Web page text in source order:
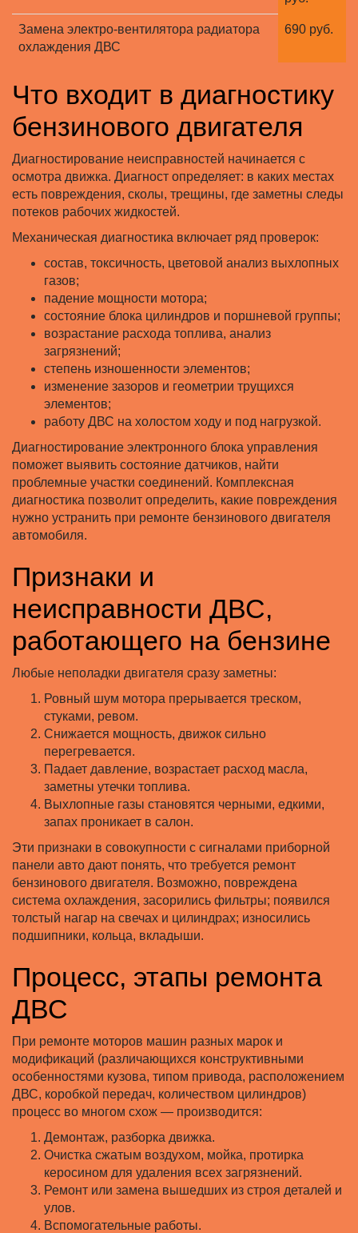
Замена электро-вентилятора радиатора
охлаждения ДВС
690 руб.
Что входит в диагностику
бензинового двигателя
Диагностирование неисправностей начинается с
осмотра движка. Диагност определяет: в каких местах
есть повреждения, сколы, трещины, где заметны следы
потеков рабочих жидкостей.
Механическая диагностика включает ряд проверок:
состав, токсичность, цветовой анализ выхлопных
газов;
падение мощности мотора;
состояние блока цилиндров и поршневой группы;
возрастание расхода топлива, анализ
загрязнений;
степень изношенности элементов;
изменение зазоров и геометрии трущихся
элементов;
работу ДВС на холостом ходу и под нагрузкой.
Диагностирование электронного блока управления
поможет выявить состояние датчиков, найти
проблемные участки соединений. Комплексная
диагностика позволит определить, какие повреждения
нужно устранить при ремонте бензинового двигателя
автомобиля.
Признаки и
неисправности ДВС,
работающего на бензине
Любые неполадки двигателя сразу заметны:
Ровный шум мотора прерывается треском,
стуками, ревом.
Снижается мощность, движок сильно
перегревается.
Падает давление, возрастает расход масла,
заметны утечки топлива.
Выхлопные газы становятся черными, едкими,
запах проникает в салон.
Эти признаки в совокупности с сигналами приборной
панели авто дают понять, что требуется ремонт
бензинового двигателя. Возможно, повреждена
система охлаждения, засорились фильтры; появился
толстый нагар на свечах и цилиндрах; износились
подшипники, кольца, вкладыши.
Процесс, этапы ремонта
ДВС
При ремонте моторов машин разных марок и
модификаций (различающихся конструктивными
особенностями кузова, типом привода, расположением
ДВС, коробкой передач, количеством цилиндров)
процесс во многом схож — производится:
Демонтаж, разборка движка.
Очистка сжатым воздухом, мойка, протирка
керосином для удаления всех загрязнений.
Ремонт или замена вышедших из строя деталей и
улов.
Вспомогательные работы.